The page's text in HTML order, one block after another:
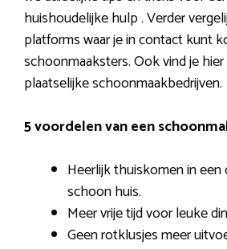
huishoudelijke hulp . Verder
platforms waar je in contact kunt
schoonmaaksters. Ook vind je
plaatselijke schoonmaakbedrijven.
5 voordelen van een
Heerlijk thuiskomen in
schoon huis.
Meer vrije tijd voor leuke
Geen rotklusjes meer